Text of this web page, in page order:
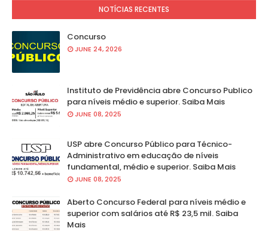
NOTÍCIAS RECENTES
Concurso
JUNE 24, 2026
Instituto de Previdência abre Concurso Publico
para níveis médio e superior. Saiba Mais
JUNE 08, 2025
USP abre Concurso Público para Técnico-
Administrativo em educação de níveis
fundamental, médio e superior. Saiba Mais
JUNE 08, 2025
Aberto Concurso Federal para níveis médio e
superior com salários até R$ 23,5 mil. Saiba
Mais